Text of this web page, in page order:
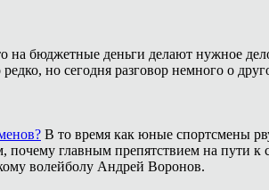
на бюджетные деньги делают нужное
но сегодня разговор немного о
В то время как юные спортсмены
главным препятствием на пути
волейболу Андрей Воронов.